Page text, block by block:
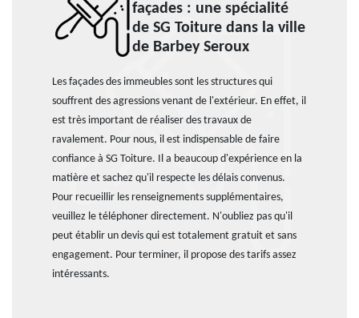
façades : une spécialité
de SG Toiture dans la ville
de Barbey Seroux
Les façades des immeubles sont les structures qui
souffrent des agressions venant de l'extérieur. En effet, il
est très important de réaliser des travaux de
ravalement. Pour nous, il est indispensable de faire
confiance à SG Toiture. Il a beaucoup d'expérience en la
matière et sachez qu'il respecte les délais convenus.
Pour recueillir les renseignements supplémentaires,
veuillez le téléphoner directement. N'oubliez pas qu'il
peut établir un devis qui est totalement gratuit et sans
engagement. Pour terminer, il propose des tarifs assez
intéressants.